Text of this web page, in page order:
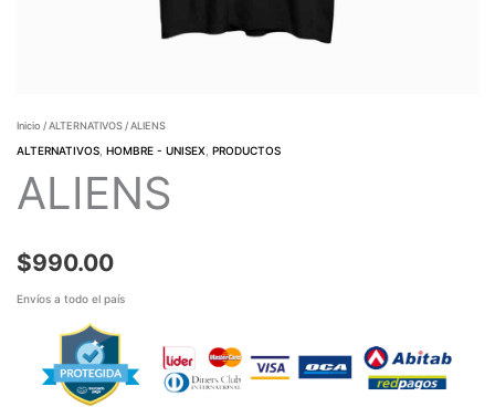
Inicio /ALTERNATIVOS / ALIENS
ALTERNATIVOS ,HOMBRE - UNISEX ,PRODUCTOS
ALIENS
$990.00
Envíos a todo el país